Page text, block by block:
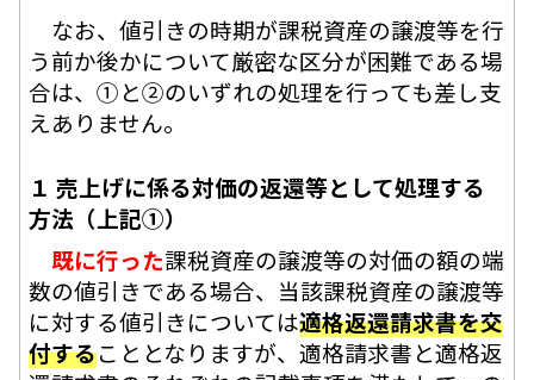
なお、値引きの時期が課税資産の譲渡等を行
う前か後かについて厳密な区分が困難である場
合は、①と②のいずれの処理を行っても差し支
えありません。
１ 売上げに係る対価の返還等として処理する
方法（上記①）
既に行った課税資産の譲渡等の対価の額の端
数の値引きである場合、当該課税資産の譲渡等
に対する値引きについては適格返還請求書を交
付することとなりますが、適格請求書と適格返